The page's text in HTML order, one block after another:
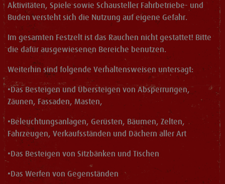
Aktivitäten, Spiele sowie Schausteller Fahrbetriebe- und
Buden versteht sich die Nutzung auf eigene Gefahr.
Im gesamten Festzelt ist das Rauchen nicht gestattet! Bitte
die dafür ausgewiesenen Bereiche benutzen.
Weiterhin sind folgende Verhaltensweisen untersagt:
•Das Besteigen und Übersteigen von Absperrungen,
Zäunen, Fassaden, Masten,
•Beleuchtungsanlagen, Gerüsten, Bäumen, Zelten,
Fahrzeugen, Verkaufsständen und Dächern aller Art
•Das Besteigen von Sitzbänken und Tischen
•Das Werfen von Gegenständen